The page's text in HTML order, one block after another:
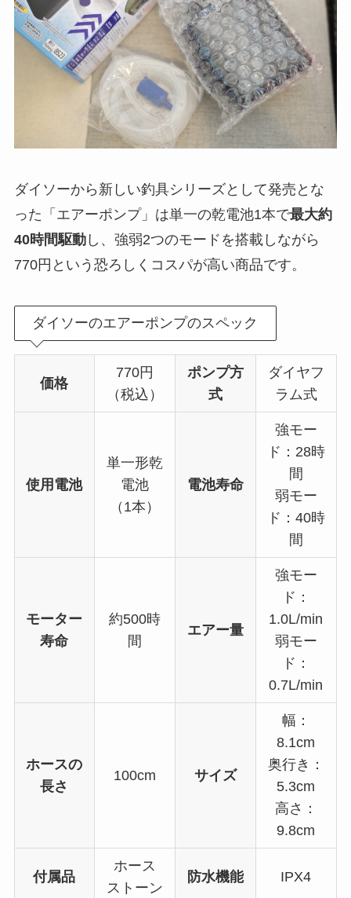
ダイソーから新しい釣具シリーズとして発売とな
った「エアーポンプ」は単一の乾電池1本で最大約
40時間駆動し、強弱2つのモードを搭載しながら
770円という恐ろしくコスパが高い商品です。
ダイソーのエアーポンプのスペック
価格
770円
（税込）
ポンプ方
式
ダイヤフ
ラム式
使用電池
単一形乾
電池
（1本）
電池寿命
強モー
ド：28時
間
弱モー
ド：40時
間
モーター
寿命
約500時
間
エアー量
強モー
ド：
1.0L/min
弱モー
ド：
0.7L/min
ホースの
長さ
100cm サイズ
幅：
8.1cm
奥行き：
5.3cm
高さ：
9.8cm
付属品
ホース
ストーン
防水機能 IPX4